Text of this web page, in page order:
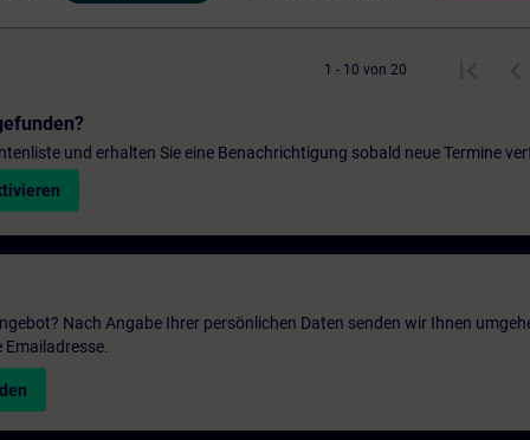
1 - 10 von 20
und erhalten Sie eine Benachrichtigung sobald neue Termine
Nach Angabe Ihrer persönlichen Daten senden wir Ihnen